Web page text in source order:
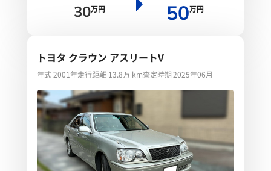
30万円 50万円
トヨタ クラウン アスリートV
年式 2001年走行距離 13.8万 km査定時期 2025年06月